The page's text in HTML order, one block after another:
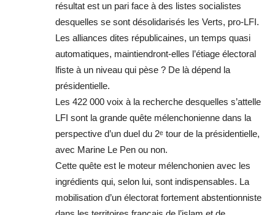
résultat est un pari face à des listes socialistes
desquelles se sont désolidarisés les Verts, pro-LFI.
Les alliances dites républicaines, un temps quasi
automatiques, maintiendront-elles l’étiage électoral
lfiste à un niveau qui pèse ? De là dépend la
présidentielle.
Les 422 000 voix à la recherche desquelles s’attelle
LFI sont la grande quête mélenchonienne dans la
perspective d’un duel du 2ᵉ tour de la présidentielle,
avec Marine Le Pen ou non.
Cette quête est le moteur mélenchonien avec les
ingrédients qui, selon lui, sont indispensables. La
mobilisation d’un électorat fortement abstentionniste